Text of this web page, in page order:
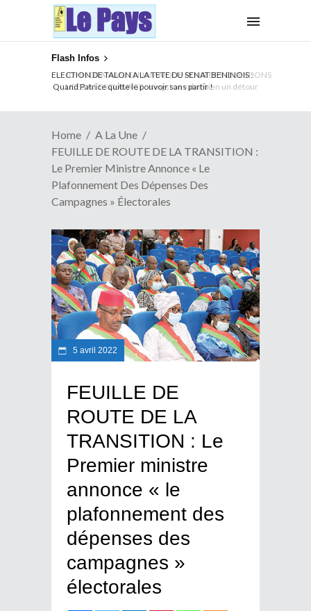
Flash Infos
ELECTION DE TALON A LA TETE DU SENAT BENINOIS :
Quand Patrice quitte le pouvoir sans partir !
Home
A La Une
FEUILLE DE ROUTE DE LA TRANSITION :
Le Premier Ministre Annonce « Le
Plafonnement Des Dépenses Des
Campagnes » Électorales
5 avril 2022
FEUILLE DE
ROUTE DE LA
TRANSITION : Le
Premier ministre
annonce « le
plafonnement des
dépenses des
campagnes »
électorales